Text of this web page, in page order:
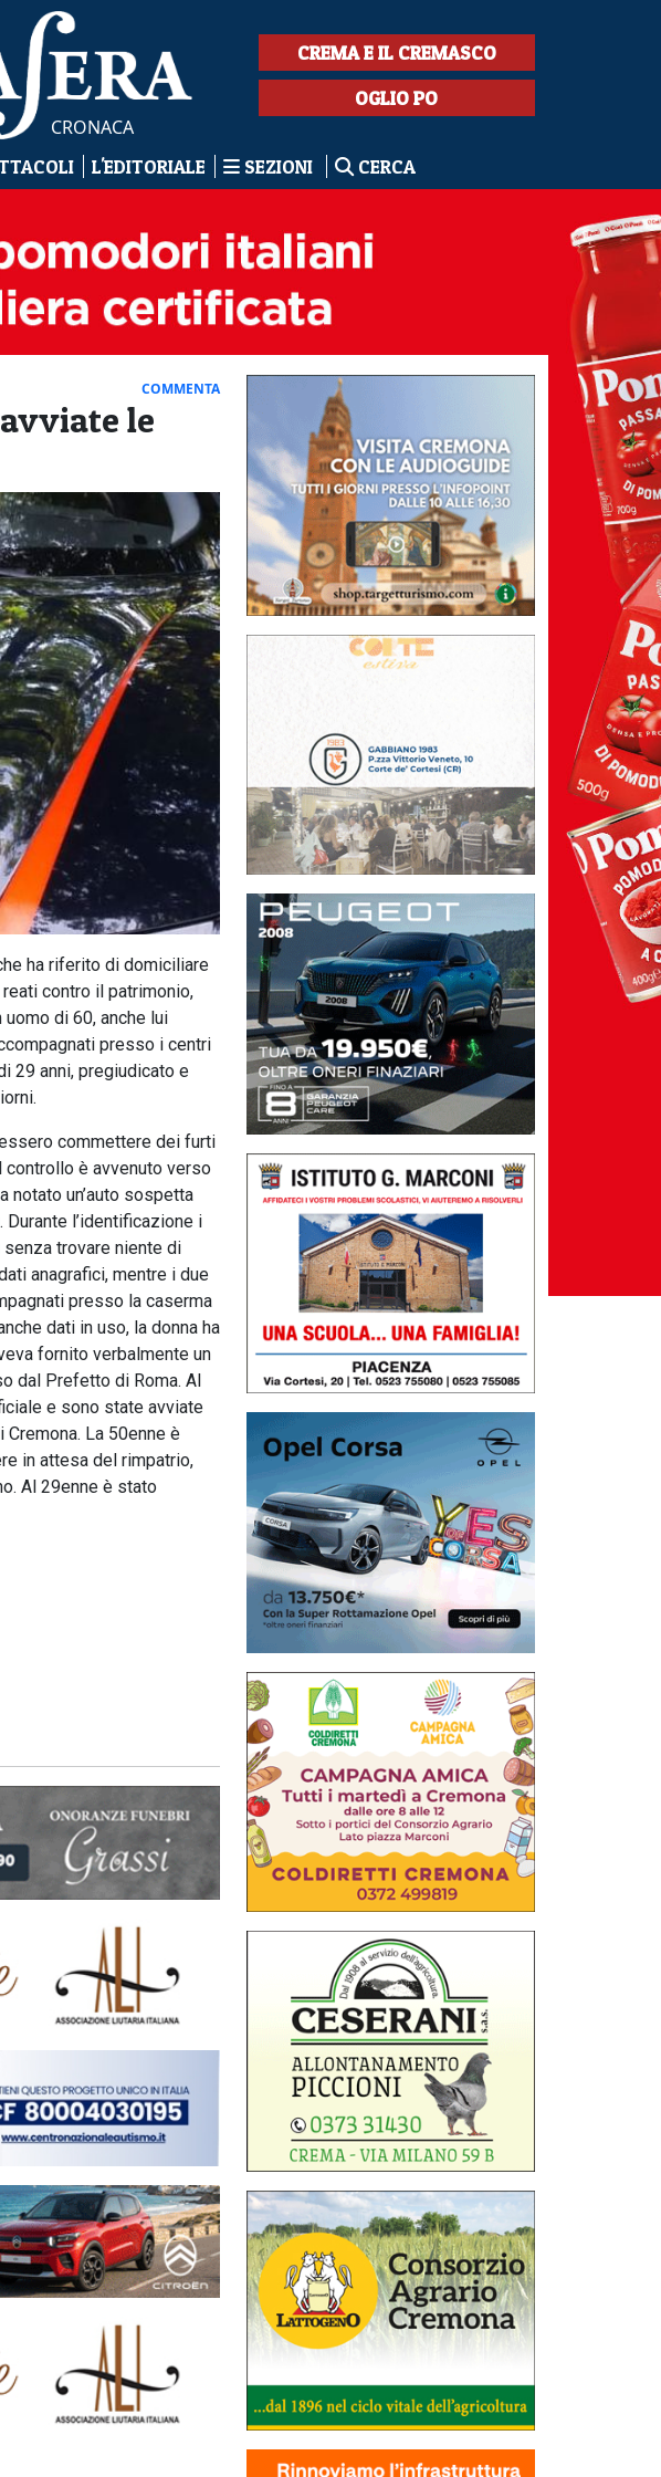
CRONACA
CREMA E IL CREMASCO
OGLIO PO
L'EDITORIALE SEZIONI CERCA
COMMENTA
le
ha riferito di domiciliare
contro il patrimonio,
di 60, anche lui
presso i centri
29 anni, pregiudicato e
commettere dei furti
è avvenuto verso
notato un’auto sospetta
l’identificazione i
trovare niente di
anagrafici, mentre i due
presso la caserma
dati in uso, la donna ha
fornito verbalmente un
dal Prefetto di Roma. Al
e sono state avviate
La 50enne è
in attesa del rimpatrio,
Al 29enne è stato